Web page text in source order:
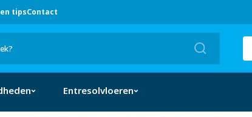
tipsContact
Entresolvloeren